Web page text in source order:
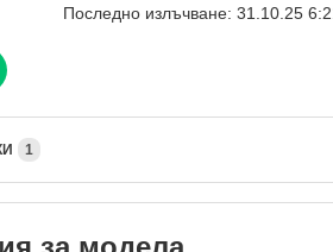
Последно излъчване: 31.10.25
1